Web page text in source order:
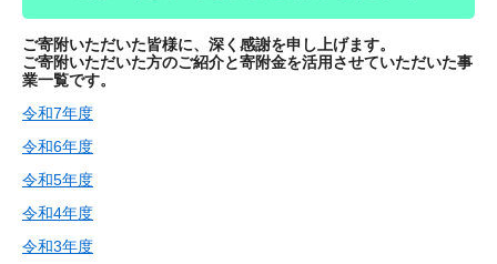
ご寄附いただいた皆様に、深く感謝を申し上げます。
ご寄附いただいた方のご紹介と寄附金を活用させていただいた事
業一覧です。
令和7年度
令和6年度
令和5年度
令和4年度
令和3年度